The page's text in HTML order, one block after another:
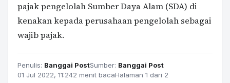
pajak pengelolah Sumber Daya Alam (SDA) di
kenakan kepada perusahaan pengelolah sebagai
wajib pajak.
Penulis: Banggai PostSumber: Banggai Post
01 Jul 2022, 11:242 menit bacaHalaman 1 dari 2